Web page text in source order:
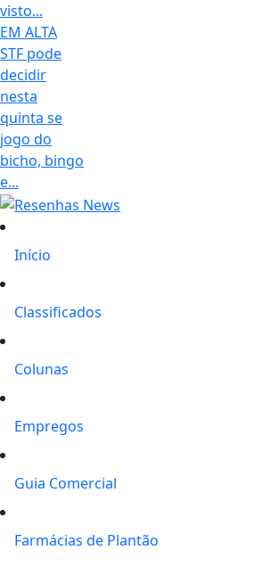
visto...
EM ALTA
STF pode
decidir
nesta
quinta se
jogo do
bicho, bingo
e...
Início
Classificados
Colunas
Empregos
Guia Comercial
Farmácias de Plantão